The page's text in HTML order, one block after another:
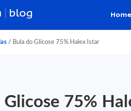
Home
/ Bula do Glicose 75% Halex Istar
Glicose 75%